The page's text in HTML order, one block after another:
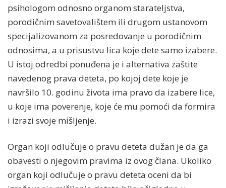
psihologom odnosno organom starateljstva,
porodičnim savetovalištem ili drugom ustanovom
specijalizovanom za posredovanje u porodičnim
odnosima, a u prisustvu lica koje dete samo izabere.
U istoj odredbi ponuđena je i alternativa zaštite
navedenog prava deteta, po kojoj dete koje je
navršilo 10. godinu života ima pravo da izabere lice,
u koje ima poverenje, koje će mu pomoći da formira
i izrazi svoje mišljenje.
Organ koji odlučuje o pravu deteta dužan je da ga
obavesti o njegovim pravima iz ovog člana. Ukoliko
organ koji odlučuje o pravu deteta oceni da bi